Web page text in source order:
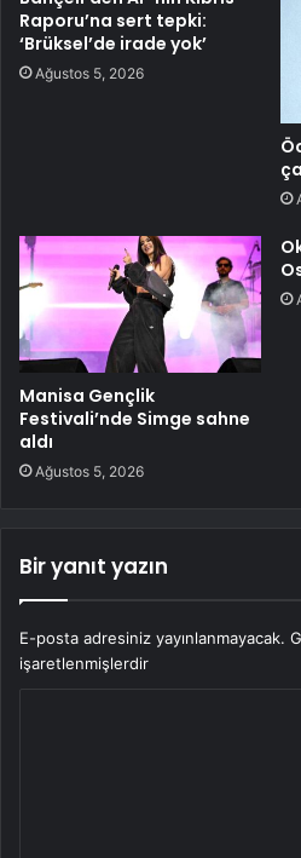
Raporu’na sert tepki:
‘Brüksel’de irade yok’
Ağustos 5, 2026
Manisa Gençlik
Festivali’nde Simge sahne
aldı
Ağustos 5, 2026
Bir yanıt yazın
E-posta adresiniz yayınlanmayacak.
işaretlenmişlerdir